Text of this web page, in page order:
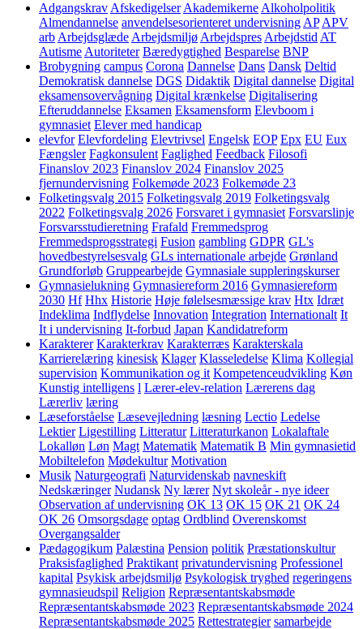
Adgangskrav Afskedigelser Akademikerne Alkoholpolitik
Almendannelse anvendelsesorienteret undervisning AP APV
arb Arbejdsglæde Arbejdsmiljø Arbejdspres Arbejdstid AT
Autisme Autoriteter Bæredygtighed Besparelse BNP
Brobygning campus Corona Dannelse Dans Dansk Deltid
Demokratisk dannelse DGS Didaktik Digital dannelse Digital
eksamensovervågning Digital krænkelse Digitalisering
Efteruddannelse Eksamen Eksamensform Elevboom i
gymnasiet Elever med handicap
elevfor Elevfordeling Elevtrivsel Engelsk EOP Epx EU Eux
Fængsler Fagkonsulent Faglighed Feedback Filosofi
Finanslov 2023 Finanslov 2024 Finanslov 2025
fjernundervisning Folkemøde 2023 Folkemøde 23
Folketingsvalg 2015 Folketingsvalg 2019 Folketingsvalg
2022 Folketingsvalg 2026 Forsvaret i gymnasiet Forsvarslinje
Forsvarsstudieretning Frafald Fremmedsprog
Fremmedsprogsstrategi Fusion gambling GDPR GL's
hovedbestyrelsesvalg GLs internationale arbejde Grønland
Grundforløb Gruppearbejde Gymnasiale suppleringskurser
Gymnasielukning Gymnasiereform 2016 Gymnasiereform
2030 Hf Hhx Historie Høje følelsesmæssige krav Htx Idræt
Indeklima Indflydelse Innovation Integration Internationalt It
It i undervisning It-forbud Japan Kandidatreform
Karakterer Karakterkrav Karakterræs Karakterskala
Karrierelæring kinesisk Klager Klasseledelse Klima Kollegial
supervision Kommunikation og it Kompetenceudvikling Køn
Kunstig intelligens l Lærer-elev-relation Lærerens dag
Lærerliv læring
Læseforståelse Læsevejledning læsning Lectio Ledelse
Lektier Ligestilling Litteratur Litteraturkanon Lokalaftale
Lokalløn Løn Magt Matematik Matematik B Min gymnasietid
Mobiltelefon Mødekultur Motivation
Musik Naturgeografi Naturvidenskab navneskift
Nedskæringer Nudansk Ny lærer Nyt skoleår - nye ideer
Observation af undervisning OK 13 OK 15 OK 21 OK 24
OK 26 Omsorgsdage optag Ordblind Overenskomst
Overgangsalder
Pædagogikum Palæstina Pension politik Præstationskultur
Praksisfaglighed Praktikant privatundervisning Professionel
kapital Psykisk arbejdsmiljø Psykologisk tryghed regeringens
gymnasieudspil Religion Repræsentantskabsmøde
Repræsentantskabsmøde 2023 Repræsentantskabsmøde 2024
Repræsentantskabsmøde 2025 Rettestrategier samarbejde